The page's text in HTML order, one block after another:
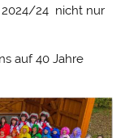
2024/24 nicht nur
auf 40 Jahre